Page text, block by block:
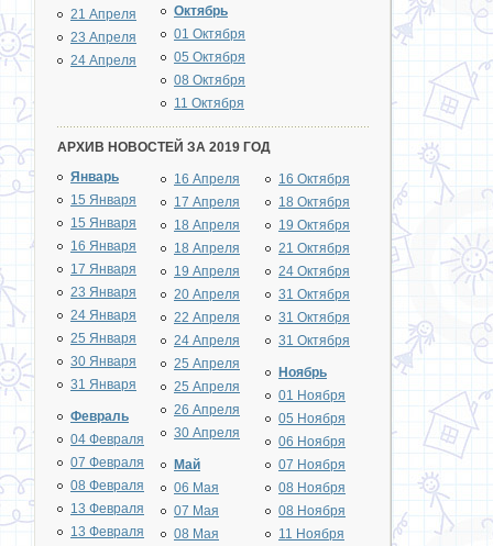
21 Апреля
23 Апреля
24 Апреля
Октябрь
01 Октября
05 Октября
08 Октября
11 Октября
АРХИВ НОВОСТЕЙ ЗА 2019 ГОД
Январь
15 Января
15 Января
16 Января
17 Января
23 Января
24 Января
25 Января
30 Января
31 Января
Февраль
04 Февраля
07 Февраля
08 Февраля
13 Февраля
13 Февраля
16 Апреля
17 Апреля
18 Апреля
18 Апреля
19 Апреля
20 Апреля
22 Апреля
24 Апреля
25 Апреля
25 Апреля
26 Апреля
30 Апреля
Май
06 Мая
07 Мая
08 Мая
16 Октября
18 Октября
19 Октября
21 Октября
24 Октября
31 Октября
31 Октября
31 Октября
Ноябрь
01 Ноября
05 Ноября
06 Ноября
07 Ноября
08 Ноября
08 Ноября
11 Ноября